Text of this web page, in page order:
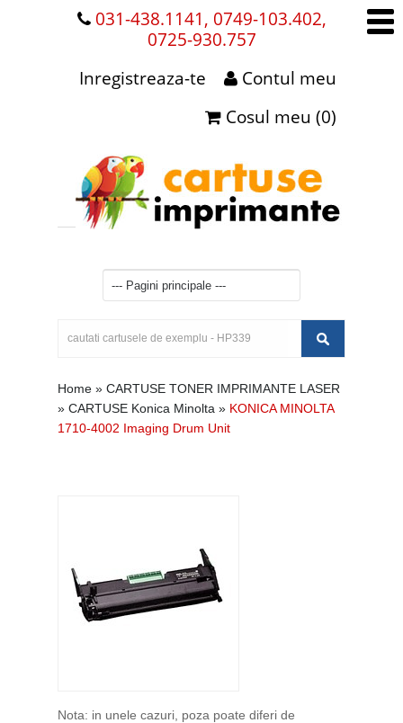
031-438.1141, 0749-103.402,
0725-930.757
Contul meu
Inregistreaza-te
Cosul meu (0)
Home » CARTUSE TONER IMPRIMANTE LASER
» CARTUSE Konica Minolta » KONICA MINOLTA
1710-4002 Imaging Drum Unit
Nota: in unele cazuri, poza poate diferi de